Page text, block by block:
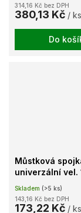
314,16 Kč bez DPH
380,13 Kč / ks
Do
Můstková
univerzální vel.
Skladem (>5 ks)
143,16 Kč bez DPH
173,22 Kč / ks